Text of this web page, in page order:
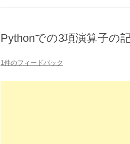
Pythonでの3項演算子の
1件のフィードバック